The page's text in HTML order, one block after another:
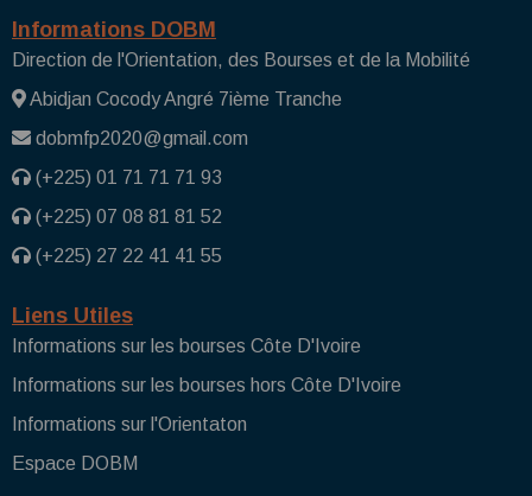
Informations DOBM
Direction de l'Orientation, des Bourses et de la Mobilité
Abidjan Cocody Angré 7ième Tranche
dobmfp2020@gmail.com
(+225) 01 71 71 71 93
(+225) 07 08 81 81 52
(+225) 27 22 41 41 55
Liens Utiles
Informations sur les bourses Côte D'Ivoire
Informations sur les bourses hors Côte D'Ivoire
Informations sur l'Orientaton
Espace DOBM